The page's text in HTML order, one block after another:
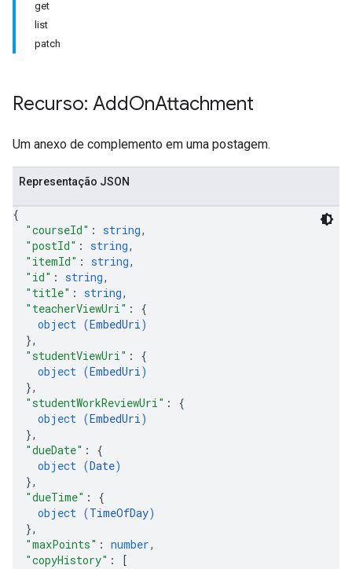
get
list
patch
Recurso: AddOnAttachment
Um anexo de complemento em uma postagem.
Representação JSON
{
"courseId" : string,
"postId" : string,
"itemId" : string,
"id" : string,
"title" : string,
"teacherViewUri" : {
object (EmbedUri)
},
"studentViewUri" : {
object (EmbedUri)
},
"studentWorkReviewUri" : {
object (EmbedUri)
},
"dueDate" : {
object (Date)
},
"dueTime" : {
object (TimeOfDay)
},
"maxPoints" : number,
"copyHistory" :
[